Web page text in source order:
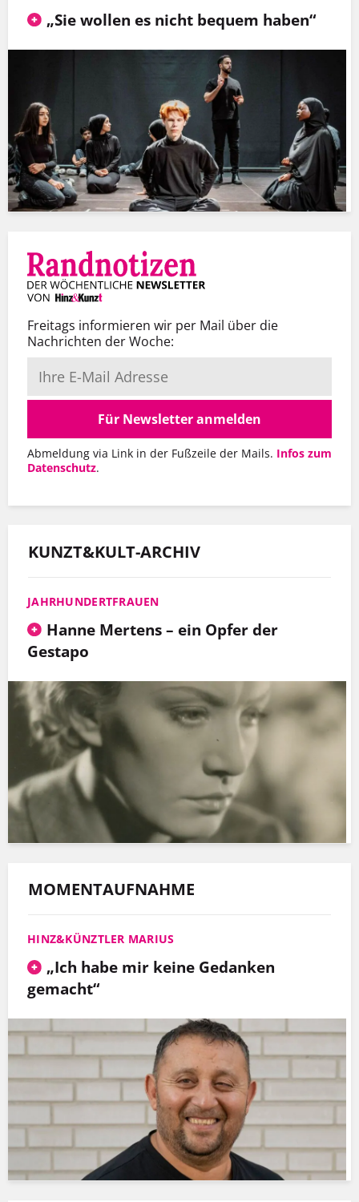
„Sie wollen es nicht bequem haben“
Freitags informieren wir per Mail über die
Nachrichten der Woche:
Für Newsletter anmelden
Abmeldung via Link in der Fußzeile der Mails. Infos zum
Datenschutz.
KUNZT&KULT-ARCHIV
JAHRHUNDERTFRAUEN
Hanne Mertens – ein Opfer der
Gestapo
MOMENTAUFNAHME
HINZ&KÜNZTLER MARIUS
„Ich habe mir keine Gedanken
gemacht“